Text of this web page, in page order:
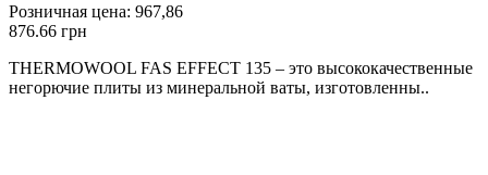
Розничная цена: 967,86
876.66 грн
THERMOWOOL FAS EFFECT 135 – это высококачественные
негорючие плиты из минеральной ваты, изготовленны..